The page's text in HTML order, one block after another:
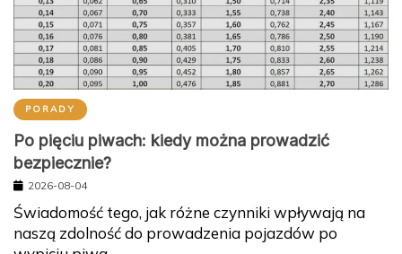
PORADY
Po pięciu piwach: kiedy można prowadzić
bezpiecznie?
2026-08-04
Świadomość tego, jak różne czynniki wpływają na
naszą zdolność do prowadzenia pojazdów po